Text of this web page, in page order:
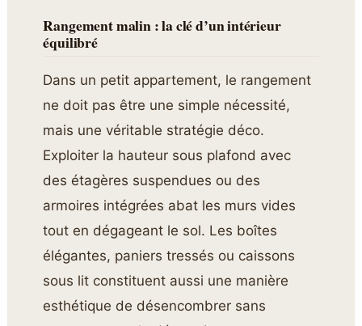
Rangement malin : la clé d’un intérieur
équilibré
Dans un petit appartement, le rangement
ne doit pas être une simple nécessité,
mais une véritable stratégie déco.
Exploiter la hauteur sous plafond avec
des étagères suspendues ou des
armoires intégrées abat les murs vides
tout en dégageant le sol. Les boîtes
élégantes, paniers tressés ou caissons
sous lit constituent aussi une manière
esthétique de désencombrer sans